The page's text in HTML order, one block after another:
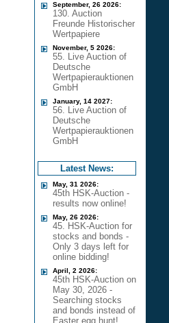
September, 26 2026:
130. Auction
Freunde Historischer
Wertpapiere
November, 5 2026:
55. Live Auction of
Deutsche
Wertpapierauktionen
GmbH
January, 14 2027:
56. Live Auction of
Deutsche
Wertpapierauktionen
GmbH
Latest News:
May, 31 2026:
45th HSK-Auction -
results now online!
May, 26 2026:
45. HSK-Auction for
stocks and bonds -
Only 3 days left for
online bidding!
April, 2 2026:
45th HSK-Auction on
May 30, 2026 -
Searching stocks
and bonds instead of
Easter egg hunt!